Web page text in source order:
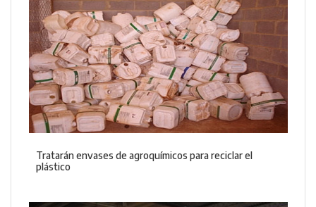
Tratarán envases de agroquímicos para reciclar el
plástico